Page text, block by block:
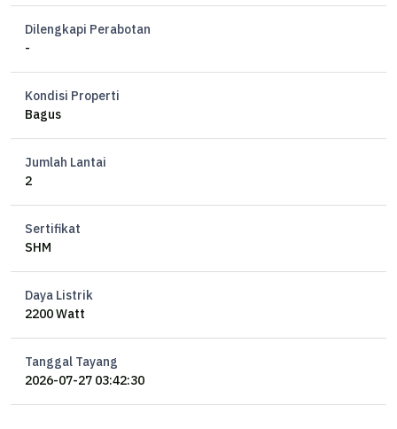
Dilengkapi Perabotan
-
Kondisi Properti
Bagus
Jumlah Lantai
2
Sertifikat
SHM
Daya Listrik
2200 Watt
Tanggal Tayang
2026-07-27 03:42:30